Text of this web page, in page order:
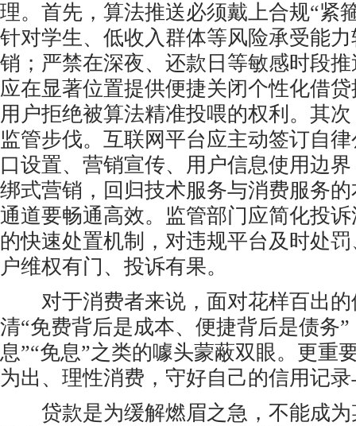
理。首先，算法推送必须戴上合规“紧
针对学生、低收入群体等风险承受能
销；严禁在深夜、还款日等敏感时段
应在显著位置提供便捷关闭个性化借
用户拒绝被算法精准投喂的权利。其
监管步伐。互联网平台应主动签订自
口设置、营销宣传、用户信息使用边
绑式营销，回归技术服务与消费服务
通道要畅通高效。监管部门应简化投
的快速处置机制，对违规平台及时处
户维权有门、投诉有果。
对于消费者来说，面对花样百出的
清“免费背后是成本、便捷背后是债务
息”“免息”之类的噱头蒙蔽双眼。更重
为出、理性消费，守好自己的信用记
贷款是为缓解燃眉之急，不能成为